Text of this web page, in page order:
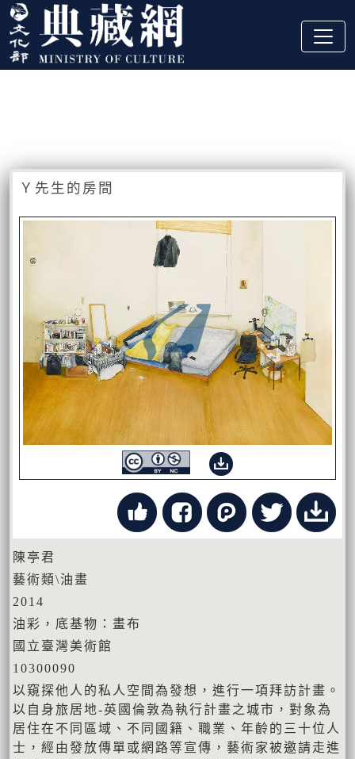
跳到主要內容
:::
Ｙ先生的房間
陳亭君
藝術類\油畫
2014
油彩，底基物：畫布
國立臺灣美術館
10300090
以窺探他人的私人空間為發想，進行一項拜訪計畫。
以自身旅居地-英國倫敦為執行計畫之城市，對象為
居住在不同區域、不同國籍、職業、年齡的三十位人
士，經由發放傳單或網路等宣傳，藝術家被邀請走進